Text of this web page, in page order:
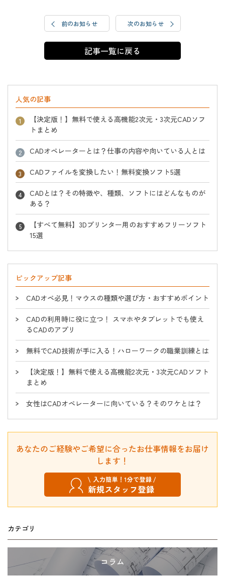
前のお知らせ 次のお知らせ
記事一覧に戻る
人気の記事
【決定版！】無料で使える高機能2次元・3次元CADソフ
トまとめ
CADオペレーターとは？仕事の内容や向いている人とは
CADファイルを変換したい！無料変換ソフト5選
CADとは？その特徴や、種類、ソフトにはどんなものが
ある？
【すべて無料】3Dプリンター用のおすすめフリーソフト
15選
ピックアップ記事
CADオペ必見！マウスの種類や選び方・おすすめポイント
CADの利用時に役に立つ！ スマホやタブレットでも使え
るCADのアプリ
無料でCAD技術が手に入る！ハローワークの職業訓練とは
【決定版！】無料で使える高機能2次元・3次元CADソフト
まとめ
女性はCADオペレーターに向いている？そのワケとは？
あなたのご経験やご希望に合ったお仕事情報をお届け
します！
カテゴリ
コラム